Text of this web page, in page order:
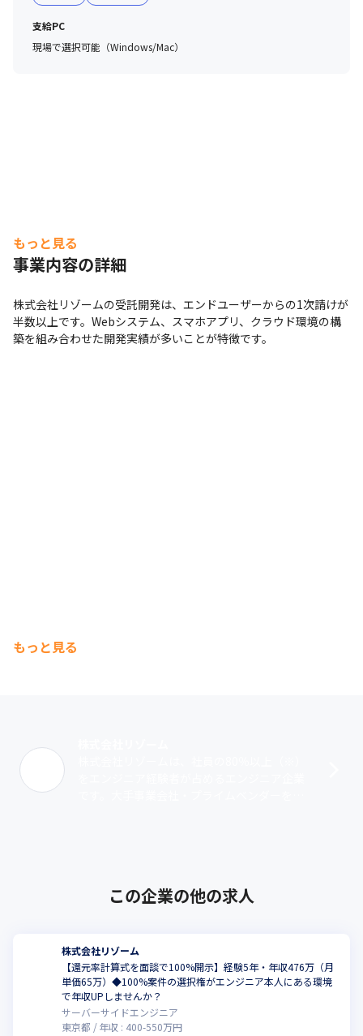
支給PC
現場で選択可能（Windows/Mac）
もっと見る
事業内容の詳細
株式会社リゾームの受託開発は、エンドユーザーからの1次請けが
半数以上です。Webシステム、スマホアプリ、クラウド環境の構
築を組み合わせた開発実績が多いことが特徴です。
もっと見る
この企業の他の求人
株式会社リゾーム
【還元率計算式を面談で100%開示】経験5年・年収476万（月
単価65万）◆100%案件の選択権がエンジニア本人にある環境
で年収UPしませんか？
サーバーサイドエンジニア
東京都
年収 : 400-550万円